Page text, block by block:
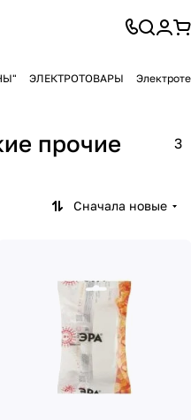
ЭЛЕКТРОТОВАРЫ
прочие
3
Сначала новые